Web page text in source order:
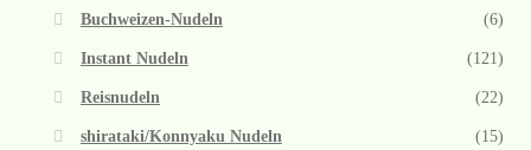
Buchweizen-Nudeln (6)
Instant Nudeln (121)
Reisnudeln (22)
shirataki/Konnyaku Nudeln (15)